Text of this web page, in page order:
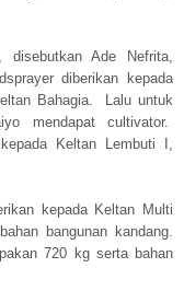
disebutkan Ade Nefrita,
diberikan kepada
Bahagia. Lalu untuk
mendapat cultivator.
Keltan Lembuti I,
kepada Keltan Multi
bangunan kandang.
720 kg serta bahan